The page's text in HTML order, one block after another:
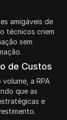
amigáveis de
técnicos criem
sem
de Custos
a RPA
que as
e